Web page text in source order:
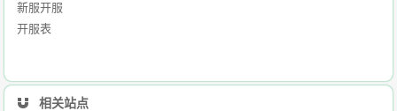
新服开服
开服表
相关站点